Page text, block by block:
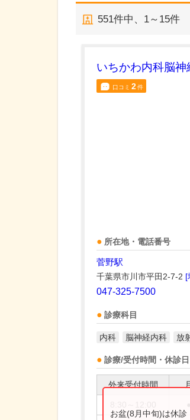
551件中、 1～15件
いちかわ内科脳神
口コミ 2件
所在地・電話番号
菅野駅
千葉県市川市平田2-7-2 [
047-325-7500
診療科目
内科 脳神経内科 放
診療/受付時間・休診日
外来受付時間
お盆(8月中旬)は休診